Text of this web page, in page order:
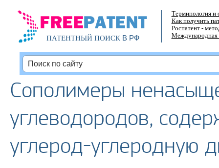
ПАТЕНТНЫЙ ПОИСКВ РФ
Терминология и
Как получить
Роспатент -
Международная
Сополимеры
углеводородов,
углерод-углеродную